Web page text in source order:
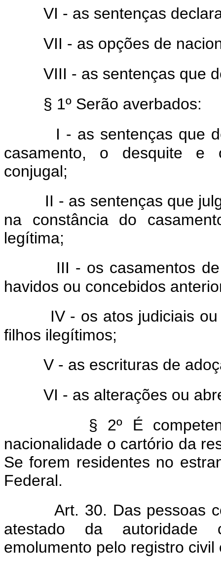
VI - as sentenças
VII - as opções de
VIII - as sentenças que
§ 1º Serão averbados:
I - as sentenças que
casamento, o desquite e
conjugal;
II - as sentenças que
na constância do
legítima;
III - os casamentos
havidos ou concebidos
IV - os atos judiciais
filhos ilegítimos;
V - as escrituras de
VI - as alterações ou
§ 2º É
nacionalidade o cartório da
Se forem residentes no
Federal.
Art. 30. Das pessoas
atestado da autoridade
emolumento pelo registro